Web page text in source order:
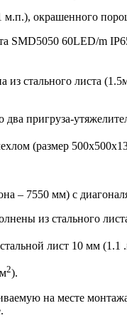
окрашенного
SMD5050 60LED/m
из стального листа
пригруза-
(размер
– 7550 мм) с
из стального
лист 10 мм (1.1
2).
на месте